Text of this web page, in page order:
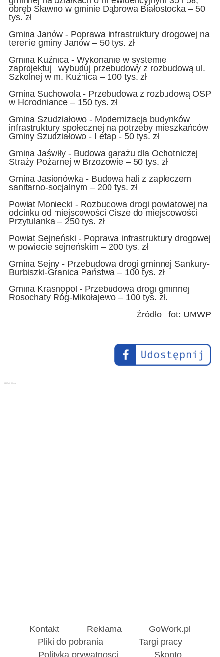
obręb Sławno w gminie Dąbrowa Białostocka – 50
tys. zł
Gmina Janów - Poprawa infrastruktury drogowej na
terenie gminy Janów – 50 tys. zł
Gmina Kuźnica - Wykonanie w systemie
zaprojektuj i wybuduj przebudowy z rozbudową ul.
Szkolnej w m. Kuźnica – 100 tys. zł
Gmina Suchowola - Przebudowa z rozbudową OSP
w Horodniance – 150 tys. zł
Gmina Szudziałowo - Modernizacja budynków
infrastruktury społecznej na potrzeby mieszkańców
Gminy Szudziałowo - I etap - 50 tys. zł
Gmina Jaświły - Budowa garażu dla Ochotniczej
Straży Pożarnej w Brzozowie – 50 tys. zł
Gmina Jasionówka - Budowa hali z zapleczem
sanitarno-socjalnym – 200 tys. zł
Powiat Moniecki - Rozbudowa drogi powiatowej na
odcinku od miejscowości Cisze do miejscowości
Przytulanka – 250 tys. zł
Powiat Sejneński - Poprawa infrastruktury drogowej
w powiecie sejneńskim – 200 tys. zł
Gmina Sejny - Przebudowa drogi gminnej Sankury-
Burbiszki-Granica Państwa – 100 tys. zł
Gmina Krasnopol - Przebudowa drogi gminnej
Rosochaty Róg-Mikołajewo – 100 tys. zł.
Źródło i fot: UMWP
Kontakt Reklama
GoWork.pl
Pliki do pobrania
Targi pracy
Polityka prywatności
Skonto